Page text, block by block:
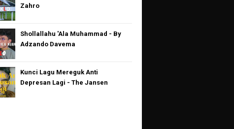
Zahro
Shollallahu 'Ala Muhammad - By
Adzando Davema
Kunci Lagu Mereguk Anti
Depresan Lagi - The Jansen